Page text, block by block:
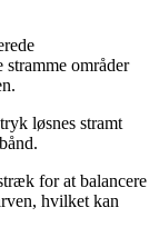
områder
løsnes stramt
for at balancere
hvilket kan